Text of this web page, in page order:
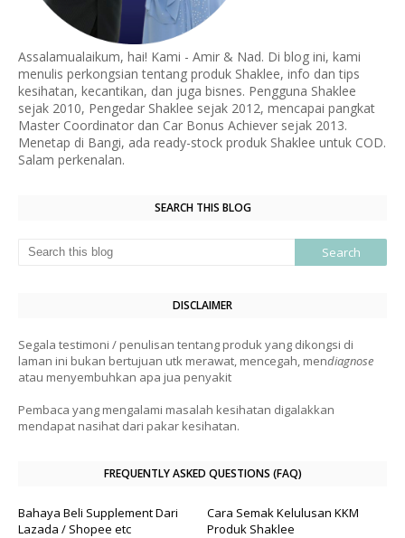
Assalamualaikum, hai! Kami - Amir & Nad. Di blog ini, kami
menulis perkongsian tentang produk Shaklee, info dan tips
kesihatan, kecantikan, dan juga bisnes. Pengguna Shaklee
sejak 2010, Pengedar Shaklee sejak 2012, mencapai pangkat
Master Coordinator dan Car Bonus Achiever sejak 2013.
Menetap di Bangi, ada ready-stock produk Shaklee untuk COD.
Salam perkenalan.
SEARCH THIS BLOG
DISCLAIMER
Segala testimoni / penulisan tentang produk yang dikongsi di
laman ini bukan bertujuan utk merawat, mencegah, mendiagnose
atau menyembuhkan apa jua penyakit
Pembaca yang mengalami masalah kesihatan digalakkan
mendapat nasihat dari pakar kesihatan.
FREQUENTLY ASKED QUESTIONS (FAQ)
Bahaya Beli Supplement Dari
Lazada / Shopee etc
Cara Semak Kelulusan KKM
Produk Shaklee